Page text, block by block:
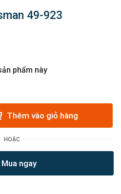
49-923
phẩm này
Thêm vào giỏ hàng
HOẶC
Mua ngay